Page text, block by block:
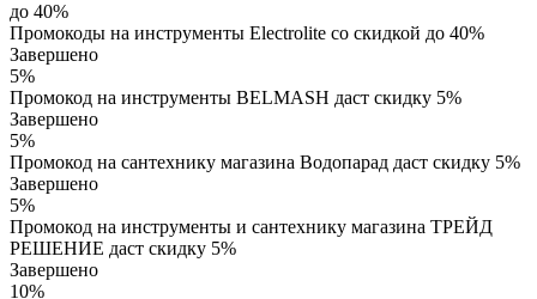
до 40%
Промокоды на инструменты Electrolite со скидкой до 40%
Завершено
5%
Промокод на инструменты BELMASH даст скидку 5%
Завершено
5%
Промокод на сантехнику магазина Водопарад даст скидку 5%
Завершено
5%
Промокод на инструменты и сантехнику магазина ТРЕЙД
РЕШЕНИЕ даст скидку 5%
Завершено
10%